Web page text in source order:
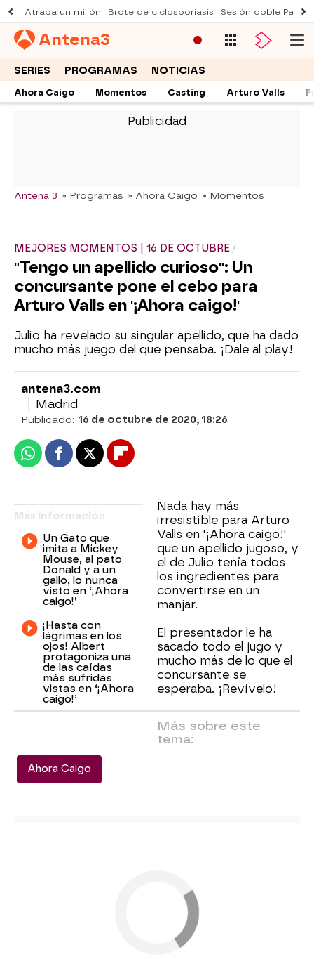
Atrapa un millón Brote de ciclosporiasis Sesión doble
Antena3
SERIES PROGRAMAS NOTICIAS
Ahora Caigo Momentos Casting Arturo Valls
-
Antena 3 » Programas » Ahora Caigo » Momentos
MEJORES MOMENTOS | 16 DE OCTUBRE
"Tengo un apellido curioso": Un
concursante pone el cebo para
Arturo Valls en '¡Ahora caigo!'
Julio ha revelado su singular apellido, que ha dado
mucho más juego del que pensaba. ¡Dale al play!
antena3.com
Madrid
Publicado: 16 de octubre de 2020, 18:26
WhatsappFacebook
X Flipboard
Más información
Un Gato que
imita a Mickey
Mouse, al pato
Donald y a un
gallo, lo nunca
visto en ‘¡Ahora
caigo!’
¡Hasta con
lágrimas en los
ojos! Albert
protagoniza una
de las caídas
más sufridas
vistas en ‘¡Ahora
caigo!’
Nada hay más
irresistible para Arturo
Valls en '¡Ahora caigo!'
que un apellido jugoso, y
el de Julio tenía todos
los ingredientes para
convertirse en un
manjar.
El presentador le ha
sacado todo el jugo y
mucho más de lo que el
concursante se
esperaba. ¡Revívelo!
Más sobre este
tema:
Ahora Caigo